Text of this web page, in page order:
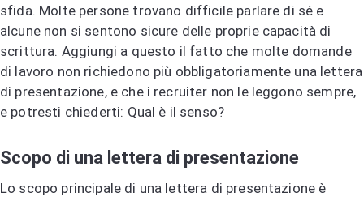
sfida. Molte persone trovano difficile parlare di sé e
alcune non si sentono sicure delle proprie capacità di
scrittura. Aggiungi a questo il fatto che molte domande
di lavoro non richiedono più obbligatoriamente una lettera
di presentazione, e che i recruiter non le leggono sempre,
e potresti chiederti: Qual è il senso?
Scopo di una lettera di presentazione
Lo scopo principale di una lettera di presentazione è